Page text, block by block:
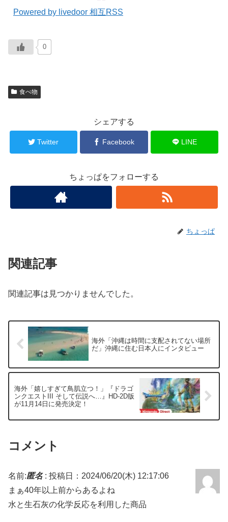
Powered by livedoor 相互RSS
0
食べ物
シェアする
Twitter Facebook LINE
ちょっぱをフォローする
ちょっぱ
関連記事
関連記事は見つかりませんでした。
海外「沖縄は時間に支配されてない場所
だ」沖縄に住む日本人にインタビュー
海外「嬉しすぎて鳥肌立つ！」『ドラゴ
ンクエストIII そして伝説へ…』HD-2D版
が11月14日に発売決定！
コメント
名前:匿名: 投稿日：2024/06/20(木) 12:17:06
まぁ40年以上前からあるよね
水と生石灰の化学反応を利用した商品